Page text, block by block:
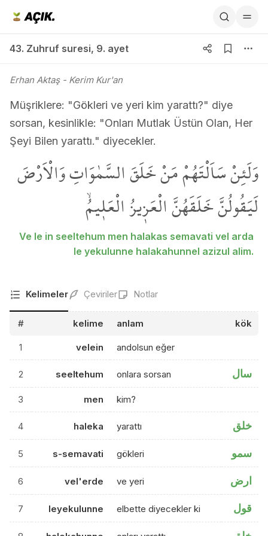
43. Zuhruf suresi, 9. ayet
Erhan Aktaş- Kerim Kur'an
Müşriklere: "Gökleri ve yeri kim yarattı?" diye
sorsan, kesinlikle: "Onları Mutlak Üstün Olan, Her
Şeyi Bilen yarattı." diyecekler.
وَلَئِنْ سَاَلْتَهُمْ مَنْ خَلَقَ السَّمٰوَاتِ وَالْاَرْضَ
لَيَقُولُنَّ خَلَقَهُنَّ الْعَز۪يزُ الْعَل۪يمُۙ
Ve le in seeltehum men halakas semavati vel arda
le yekulunne halakahunnel azizul alim.
Kelimeler Çeviriler Notlar
# kelime anlam kök
1 velein andolsun eğer
2 seeltehum onlara sorsan سال
3 men kim?
4 haleka yarattı خلق
5 s-semavati gökleri سمو
6 vel'erde ve yeri ارض
7 leyekulunne elbette diyecekler ki قول